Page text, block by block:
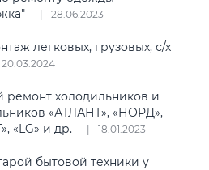
28.06.2023
легковых, грузовых, с/х
20.03.2024
ремонт холодильников и
«АТЛАНТ», «НОРД»,
«LG» и др.
18.01.2023
бытовой техники у